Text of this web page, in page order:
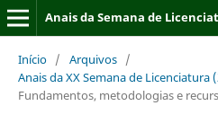
Anais da Semana de
Início / Arquivos /
Anais da XX Semana de Licenciatura
Fundamentos, metodologias e